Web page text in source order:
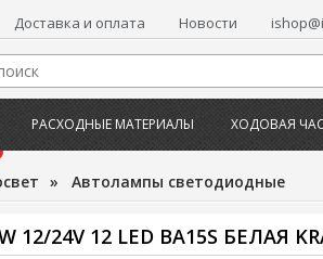
Доставка и оплата Новости
РАСХОДНЫЕ МАТЕРИАЛЫ ХОДОВАЯ
» Автолампы светодиодные
24V 12 LED BA15S БЕЛАЯ